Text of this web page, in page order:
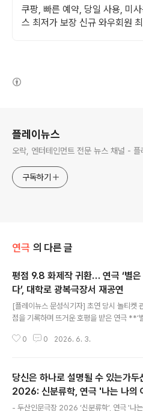
쿠팡, 빠른 예약, 당일 사용, 미
스 최저가 보장 신규 와우회원
플레이뉴스
오락, 엔터테인먼트 전문 뉴스 채널 - 플
구독하기
연극 의 다른 글
평점 9.8 화제작 귀환… 연극 ‘별
다’, 대학로 광복극장서 재공연
[플레이뉴스 문성식기자] 초연 당시 놀티켓
점을 기록하며 뜨거운 호평을 받은 연극 **‘
에서 재공연된다. '별은 낮에도 있다’는 단기
에서도 서로를 향한 마음을 놓지 않는 인물
해 사랑과 기억의 본질을 묻는다. 작품은 “사
때만 존재하는 것이 아니라, 잊혀져도 다시
0 0 2026. 6. 3.
당신은 하나로 설명될 수 있는가두
2026: 신분류학, 연극 '나는 나의
- 두산인문극장 2026 ‘신분류학’, 연극 '나